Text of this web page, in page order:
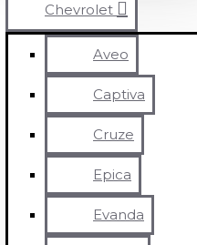
Chevrolet
Aveo
Captiva
Cruze
Epica
Evanda